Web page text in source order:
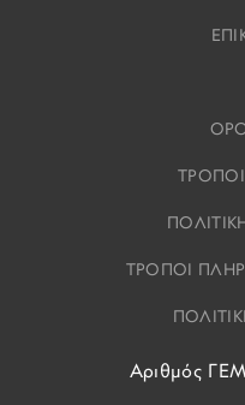
ΤΡΟΠΟΙ
Αριθμός